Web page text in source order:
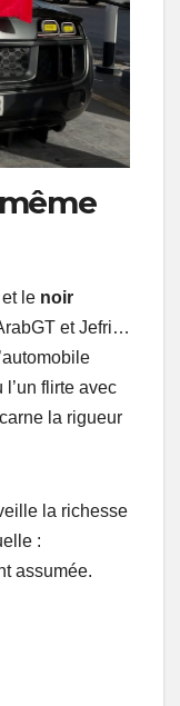
le noir
et Jefri…
l’un flirte avec
la rigueur
la richesse
:
assumée.